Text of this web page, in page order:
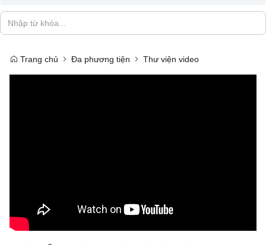
Trang chủ Đa phương tiện Thư viện video